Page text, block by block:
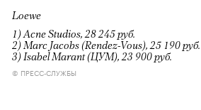
Loewe
1) Acne Studios, 28 245 руб.
2) Marc Jacobs (Rendez-Vous), 25 190 руб.
3) Isabel Marant (ЦУМ), 23 900 руб.
© ПРЕСС-СЛУЖБЫ